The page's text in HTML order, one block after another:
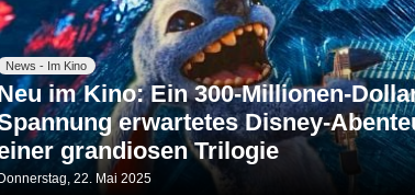
News - Im Kino
im Kino: Ein 300-Millionen-
erwartetes Disney-
grandiosen Trilogie
22. Mai 2025